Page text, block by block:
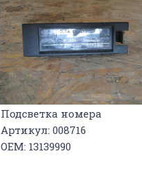
Подсветка номера
Артикул: 008716
OEM: 13139990